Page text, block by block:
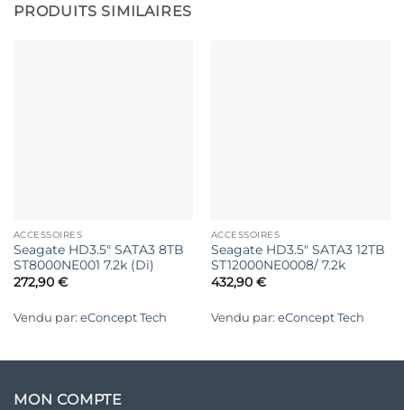
PRODUITS SIMILAIRES
ACCESSOIRES
Seagate HD3.5″ SATA3 8TB
ST8000NE001 7.2k (Di)
272,90 €
Vendu par: eConcept Tech
ACCESSOIRES
Seagate HD3.5″ SATA3 12TB
ST12000NE0008/ 7.2k
432,90 €
Vendu par: eConcept Tech
MON COMPTE